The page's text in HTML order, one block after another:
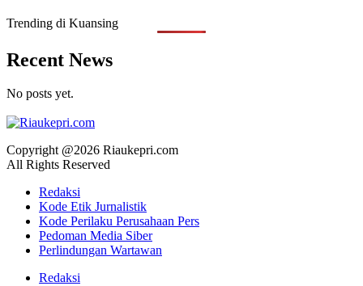
Trending di Kuansing
Recent News
No posts yet.
Copyright @2026 Riaukepri.com
All Rights Reserved
Redaksi
Kode Etik Jurnalistik
Kode Perilaku Perusahaan Pers
Pedoman Media Siber
Perlindungan Wartawan
Redaksi